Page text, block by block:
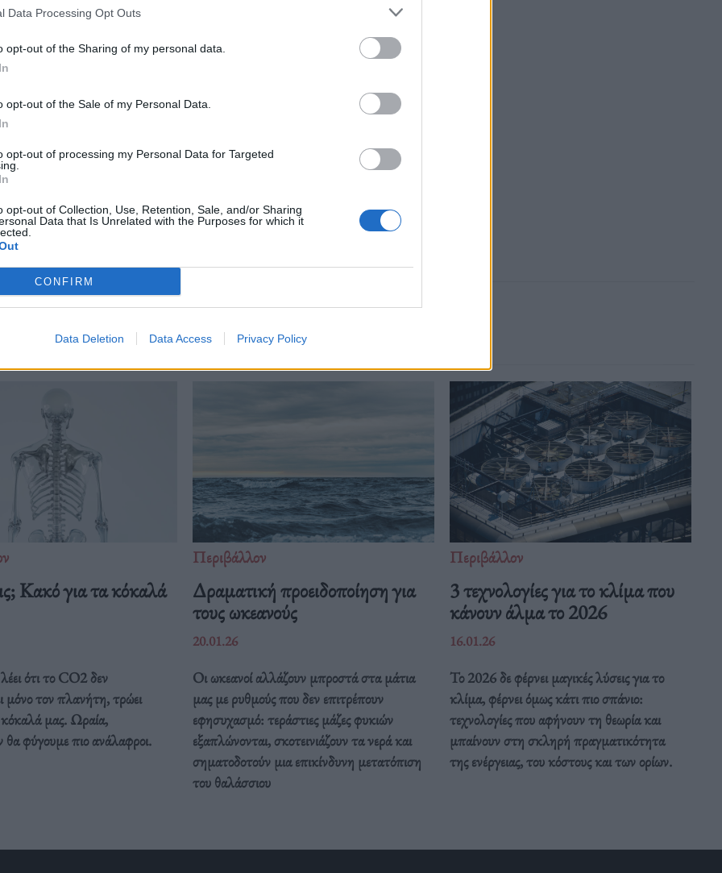
Data Processing Opt Outs
opt-out of the Sharing of my personal data.
opt-out of the Sale of my Personal Data.
opt-out of processing my Personal Data for Targeted
opt-out of Collection, Use, Retention, Sale, and/or Sharing
Data that Is Unrelated with the Purposes for which it
CONFIRM
Data Deletion Data Access Privacy Policy
τους και τον περιβάλλοντα
→
,Τέλενδος
Δείτε επίσης
Κακό για τα κόκαλά
ότι το CO2 δεν
μόνο τον πλανήτη, τρώει
μας. Ωραία,
θα φύγουμε πιο ανάλαφροι.
Περιβάλλον
Δραματική προειδοποίηση για
τους ωκεανούς
20.01.26
Οι ωκεανοί αλλάζουν μπροστά στα μάτια
μας με ρυθμούς που δεν επιτρέπουν
εφησυχασμό: τεράστιες μάζες φυκιών
εξαπλώνονται, σκοτεινιάζουν τα νερά και
σηματοδοτούν μια επικίνδυνη μετατόπιση
του θαλάσσιου
Περιβάλλον
3 τεχνολογίες για το κλίμα που
κάνουν άλμα το 2026
16.01.26
Το 2026 δε φέρνει μαγικές λύσεις για το
κλίμα, φέρνει όμως κάτι πιο σπάνιο:
τεχνολογίες που αφήνουν τη θεωρία και
μπαίνουν στη σκληρή πραγματικότητα
της ενέργειας, του κόστους και των ορίων.